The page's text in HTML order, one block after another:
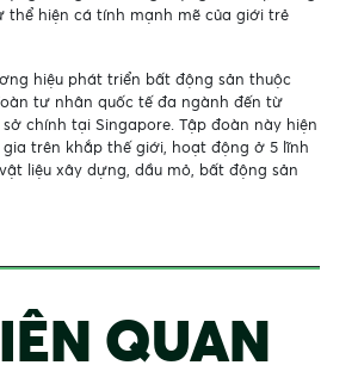
thể hiện cá tính mạnh mẽ của giới trẻ
hiệu phát triển bất động sản thuộc
tư nhân quốc tế đa ngành đến từ
sở chính tại Singapore. Tập đoàn này hiện
trên khắp thế giới, hoạt động ở 5 lĩnh
liệu xây dựng, dầu mỏ, bất động sản
QUAN